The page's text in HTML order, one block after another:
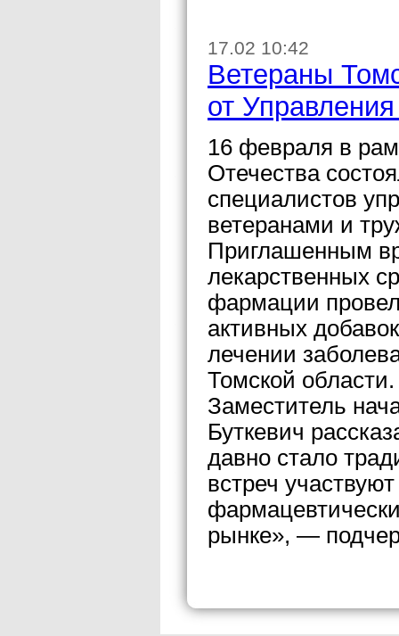
17.02 10:42
Ветераны
от
16 февраля в
Отечества
специалистов
ветеранами и
Приглашенным
лекарственных
фармации
активных
лечении
Томской области.
Заместитель
Буткевич
давно стало
встреч
рынке», —